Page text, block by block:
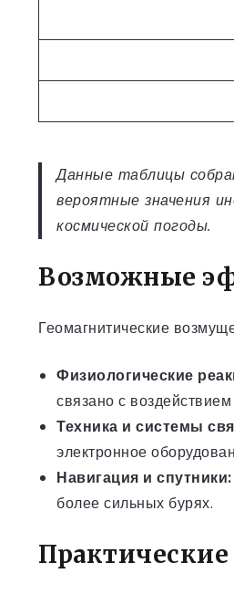
Данные таблицы
вероятные значения
космической погоды.
Возможные
Геомагнитические
Физиологические
связано с
Техника и системы
электронное
Навигация и спутники:
более сильных бурях.